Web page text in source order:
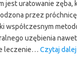
jest uratowanie zęba,
przez
współczesnym
uzębienia
leczenie… Czytaj dalej